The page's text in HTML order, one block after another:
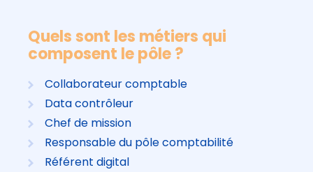
Quels sont les métiers qui
composent le pôle ?
Collaborateur comptable
Data contrôleur
Chef de mission
Responsable du pôle comptabilité
Référent digital